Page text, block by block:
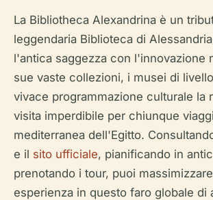
La Bibliotheca Alexandrina è un
leggendaria Biblioteca di
l'antica saggezza con l'innovazione
sue vaste collezioni, i musei di
vivace programmazione culturale la
visita imperdibile per chiunque
mediterranea dell'Egitto.
e il sito ufficiale, pianificando in
prenotando i tour, puoi
esperienza in questo faro globale di